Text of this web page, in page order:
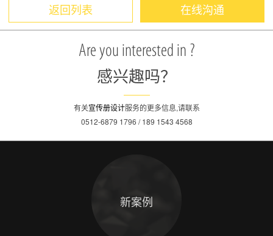
返回列表 在线沟通
Are you interested in ?
感兴趣吗？
有关宣传册设计服务的更多信息,请联系
0512-6879 1796 / 189 1543 4568
新案例